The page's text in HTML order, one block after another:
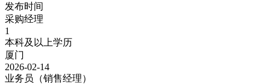
发布时间
采购经理
1
本科及以上学历
厦门
2026-02-14
业务员（销售经理）